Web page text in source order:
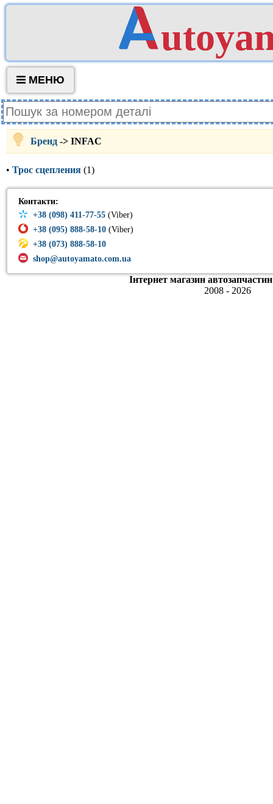
МЕНЮ
Бренд -> INFAC
• Трос сцепления (1)
Контакти:
+38 (098) 411-77-55 (Viber)
+38 (095) 888-58-10 (Viber)
+38 (073) 888-58-10
shop@autoyamato.com.ua
Інтернет магазин
2008 - 2026